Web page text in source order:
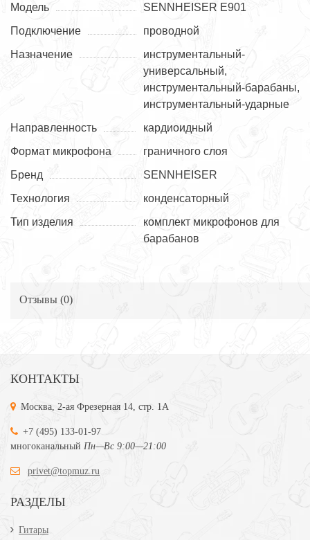
Модель
SENNHEISER E901
Подключение
проводной
Назначение
инструментальный-
универсальный,
инструментальный-барабаны,
инструментальный-ударные
Направленность
кардиоидный
Формат микрофона
граничного слоя
Бренд
SENNHEISER
Технология
конденсаторный
Тип изделия
комплект микрофонов для
барабанов
Отзывы (0)
КОНТАКТЫ
Москва, 2-ая Фрезерная 14, стр. 1А
+7 (495) 133-01-97
многоканальный Пн—Вс 9:00—21:00
privet@topmuz.ru
РАЗДЕЛЫ
Гитары